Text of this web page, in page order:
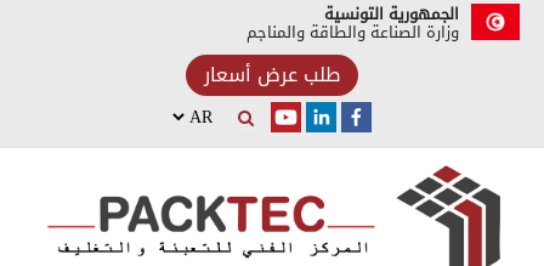
الجمهورية التونسية
وزارة الصناعة والطاقة والمناجم
طلب عرض أسعار